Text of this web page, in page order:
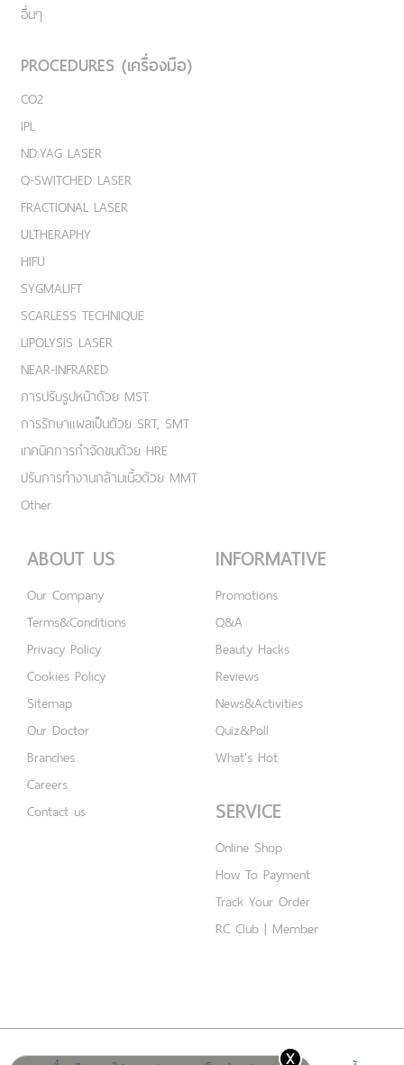
x
อื่นๆ
PROCEDURES (เครื่องมือ)
CO2
IPL
ND:YAG LASER
Q-SWITCHED LASER
FRACTIONAL LASER
ULTHERAPHY
HIFU
SYGMALIFT
SCARLESS TECHNIQUE
LIPOLYSIS LASER
NEAR-INFRARED
การปรับรูปหน้าด้วย MST
การรักษาแผลเป็นด้วย SRT, SMT
เทคนิคการกำจัดขนด้วย HRE
ปรับการทำงานกล้ามเนื้อด้วย MMT
Other
ABOUT US
Our Company
Terms&Conditions
Privacy Policy
Cookies Policy
Sitemap
Our Doctor
Branches
Careers
Contact us
INFORMATIVE
Promotions
Q&A
Beauty Hacks
Reviews
News&Activities
Quiz&Poll
What's Hot
SERVICE
Online Shop
How To Payment
Track Your Order
RC Club | Member